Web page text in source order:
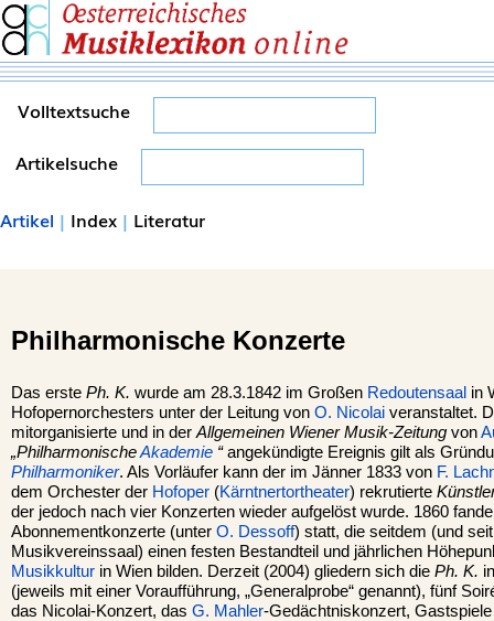
Volltextsuche
Artikelsuche
Artikel | Index | Literatur
Philharmonische Konzerte
Das erste Ph. K. wurde am 28.3.1842 im Großen Redoutensaal in
Hofopernorchesters unter der Leitung von O. Nicolai veranstaltet.
mitorganisierte und in der Allgemeinen Wiener Musik-Zeitung von
„PhilharmonischeAkademie “angekündigte Ereignis gilt als
Philharmoniker. Als Vorläufer kann der im Jänner 1833 von F.
dem Orchester der Hofoper (Kärntnertortheater) rekrutierte
der jedoch nach vier Konzerten wieder aufgelöst wurde. 1860
Abonnementkonzerte (unter O. Dessoff) statt, die seitdem (und
Musikvereinssaal) einen festen Bestandteil und jährlichen
Musikkultur in Wien bilden. Derzeit (2004) gliedern sich die Ph. K.
(jeweils mit einer Voraufführung, „Generalprobe“ genannt), fünf
das Nicolai-Konzert, das G. Mahler-Gedächtniskonzert,